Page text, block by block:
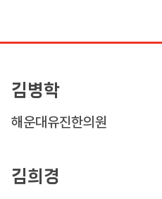
김병학
해운대유진한의원
김희경